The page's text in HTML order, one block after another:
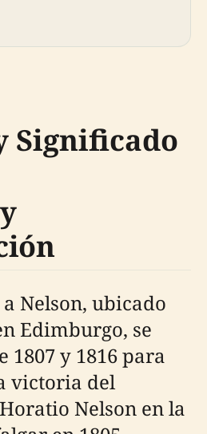
Significado
Nelson, ubicado
Edimburgo, se
1807 y 1816 para
victoria del
Nelson en la